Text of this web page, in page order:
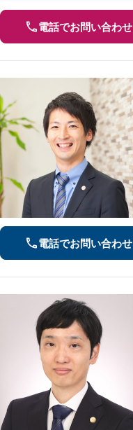
電話でお問い合わせ
電話でお問い合わせ